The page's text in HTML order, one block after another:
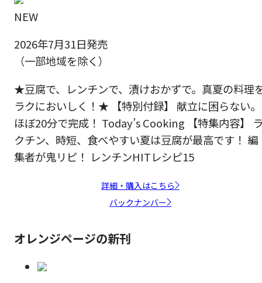
NEW
2026年7月31日発売
（一部地域を除く）
★豆腐で、レンチンで、漬けおかずで。真夏の料理
ラクにおいしく！★ 【特別付録】 献立に困らない。
ほぼ20分で完成！ Today’s Cooking 【特集内容】
クチン、時短、食べやすい夏は豆腐が最高です！ 編
集者が鬼リピ！ レンチンHITレシピ15
詳細・購入はこちら
バックナンバー
オレンジページの新刊